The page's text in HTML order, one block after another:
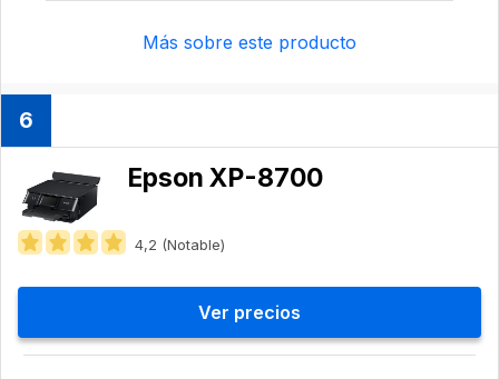
Más sobre este producto
6
Epson XP-8700
4,2 (Notable)
Ver precios